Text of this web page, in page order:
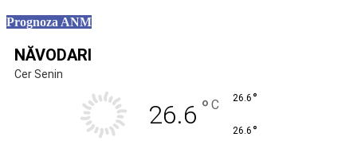
Prognoza ANM
NĂVODARI
Cer Senin
26.6 ° C 26.6 °
26.6 °